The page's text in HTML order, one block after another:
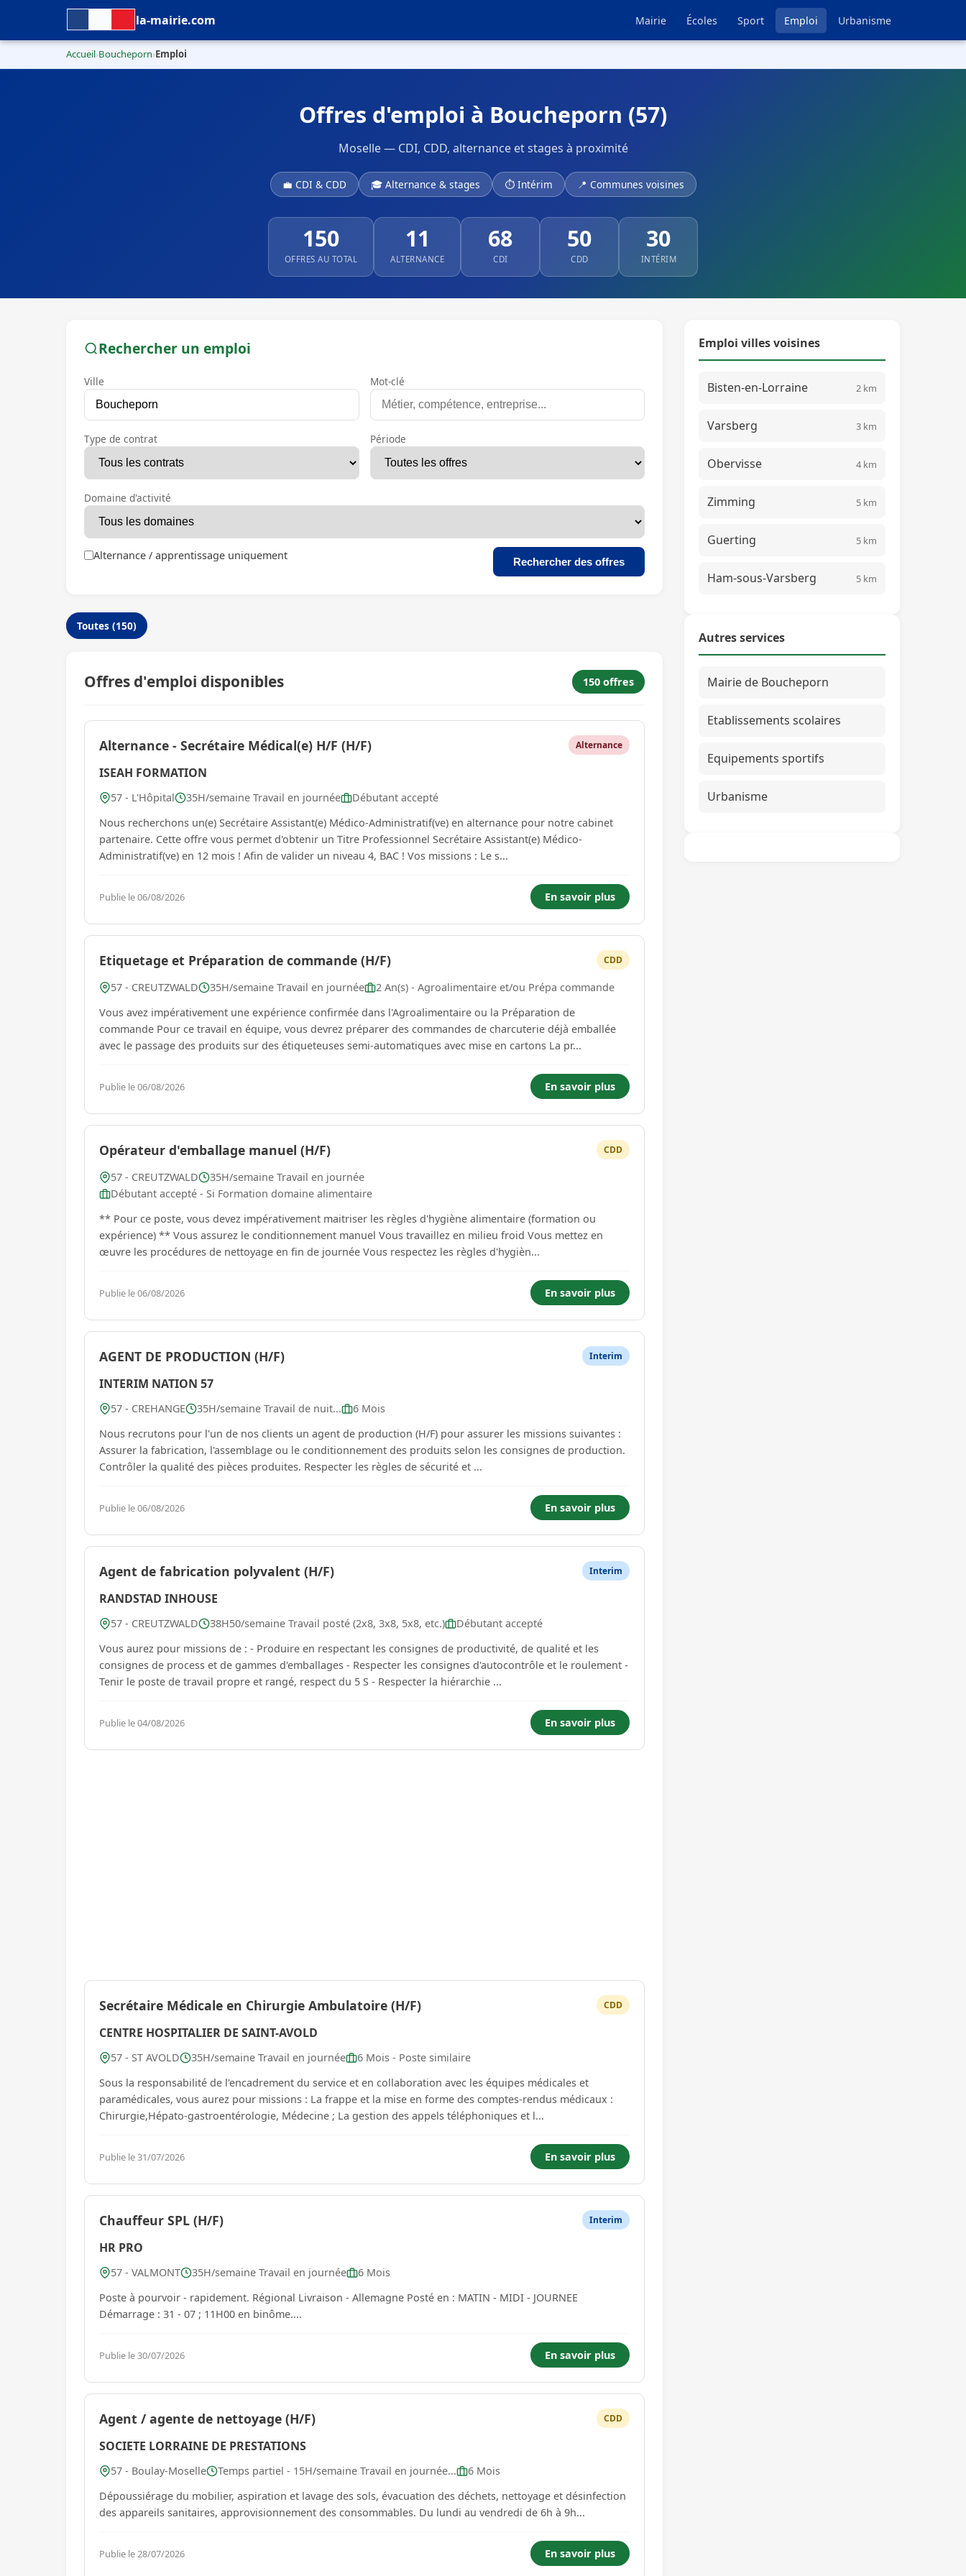
la-mairie.com Mairie Écoles Sport Emploi Urbanisme
Accueil›Boucheporn›Emploi
Offres d'emploi à Boucheporn (57)
Moselle — CDI, CDD, alternance et stages à proximité
💼 CDI & CDD 🎓 Alternance & stages ⏱ Intérim 📍 Communes voisines
150
OFFRES AU TOTAL
11
ALTERNANCE
68
CDI
50
CDD
30
INTÉRIM
Rechercher un emploi
Ville Mot-clé
Type de contrat Période
Domaine d'activité
Alternance / apprentissage uniquement Rechercher des offres
Toutes (150)
Offres d'emploi disponibles 150 offres
Alternance - Secrétaire Médical(e) H/F (H/F) Alternance
ISEAH FORMATION
57 - L'Hôpital 35H/semaine Travail en journée
Débutant accepté
Nous recherchons un(e) Secrétaire Assistant(e) Médico-Administratif(ve) en alternance pour notre cabinet
partenaire. Cette offre vous permet d'obtenir un Titre Professionnel Secrétaire Assistant(e) Médico-
Administratif(ve) en 12 mois ! Afin de valider un niveau 4, BAC ! Vos missions : Le s...
Publie le 06/08/2026 En savoir plus
Etiquetage et Préparation de commande (H/F) CDD
57 - CREUTZWALD 35H/semaine Travail en journée
2 An(s) - Agroalimentaire et/ou Prépa commande
Vous avez impérativement une expérience confirmée dans l'Agroalimentaire ou la Préparation de
commande Pour ce travail en équipe, vous devrez préparer des commandes de charcuterie déjà emballée
avec le passage des produits sur des étiqueteuses semi-automatiques avec mise en cartons La pr...
Publie le 06/08/2026 En savoir plus
Opérateur d'emballage manuel (H/F) CDD
57 - CREUTZWALD
35H/semaine Travail en journée
Débutant accepté - Si Formation domaine alimentaire
** Pour ce poste, vous devez impérativement maitriser les règles d'hygiène alimentaire (formation ou
expérience) ** Vous assurez le conditionnement manuel Vous travaillez en milieu froid Vous mettez en
œuvre les procédures de nettoyage en fin de journée Vous respectez les règles d'hygièn...
Publie le 06/08/2026 En savoir plus
AGENT DE PRODUCTION (H/F) Interim
INTERIM NATION 57
57 - CREHANGE 35H/semaine Travail de nuit...
6 Mois
Nous recrutons pour l'un de nos clients un agent de production (H/F) pour assurer les missions suivantes :
Assurer la fabrication, l'assemblage ou le conditionnement des produits selon les consignes de production.
Contrôler la qualité des pièces produites. Respecter les règles de sécurité et ...
Publie le 06/08/2026 En savoir plus
Agent de fabrication polyvalent (H/F) Interim
RANDSTAD INHOUSE
57 - CREUTZWALD 38H50/semaine Travail posté (2x8, 3x8, 5x8, etc.)
Débutant accepté
Vous aurez pour missions de : - Produire en respectant les consignes de productivité, de qualité et les
consignes de process et de gammes d'emballages - Respecter les consignes d'autocontrôle et le roulement -
Tenir le poste de travail propre et rangé, respect du 5 S - Respecter la hiérarchie ...
Publie le 04/08/2026 En savoir plus
Secrétaire Médicale en Chirurgie Ambulatoire (H/F) CDD
CENTRE HOSPITALIER DE SAINT-AVOLD
57 - ST AVOLD 35H/semaine Travail en journée
6 Mois - Poste similaire
Sous la responsabilité de l'encadrement du service et en collaboration avec les équipes médicales et
paramédicales, vous aurez pour missions : La frappe et la mise en forme des comptes-rendus médicaux :
Chirurgie,Hépato-gastroentérologie, Médecine ; La gestion des appels téléphoniques et l...
Publie le 31/07/2026 En savoir plus
Chauffeur SPL (H/F) Interim
HR PRO
57 - VALMONT 35H/semaine Travail en journée
6 Mois
Poste à pourvoir - rapidement. Régional Livraison - Allemagne Posté en : MATIN - MIDI - JOURNEE
Démarrage : 31 - 07 ; 11H00 en binôme....
Publie le 30/07/2026 En savoir plus
Agent / agente de nettoyage (H/F) CDD
SOCIETE LORRAINE DE PRESTATIONS
57 - Boulay-Moselle Temps partiel - 15H/semaine Travail en journée...
6 Mois
Dépoussiérage du mobilier, aspiration et lavage des sols, évacuation des déchets, nettoyage et désinfection
des appareils sanitaires, approvisionnement des consommables. Du lundi au vendredi de 6h à 9h...
Publie le 28/07/2026 En savoir plus
Emploi villes voisines
Bisten-en-Lorraine 2 km
Varsberg 3 km
Obervisse 4 km
Zimming 5 km
Guerting 5 km
Ham-sous-Varsberg 5 km
Autres services
Mairie de Boucheporn
Etablissements scolaires
Equipements sportifs
Urbanisme